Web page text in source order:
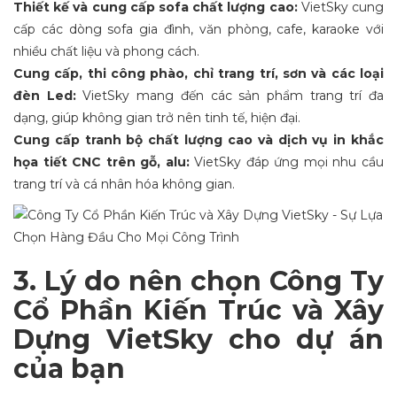
Thiết kế và cung cấp sofa chất lượng cao:VietSky cung
cấp các dòng sofa gia đình, văn phòng, cafe, karaoke với
nhiều chất liệu và phong cách.
Cung cấp, thi công phào, chỉ trang trí, sơn và các loại
đèn Led:VietSky mang đến các sản phẩm trang trí đa
dạng, giúp không gian trở nên tinh tế, hiện đại.
Cung cấp tranh bộ chất lượng cao và dịch vụ in khắc
họa tiết CNC trên gỗ, alu:VietSky đáp ứng mọi nhu cầu
trang trí và cá nhân hóa không gian.
3. Lý do nên chọn Công Ty
Cổ Phần Kiến Trúc và Xây
Dựng VietSky cho dự án
của bạn